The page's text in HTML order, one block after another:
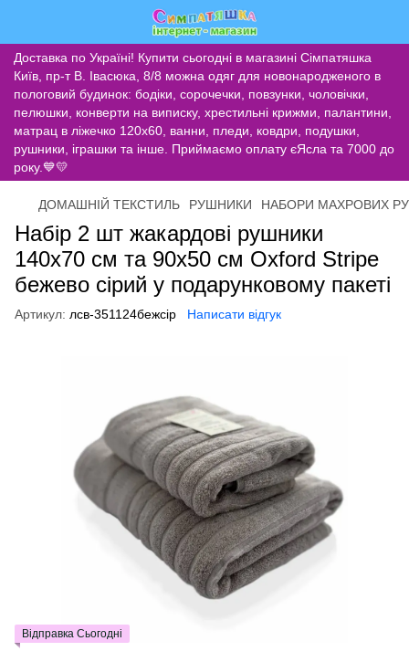
Доставка по Україні! Купити сьогодні в магазині Сімпатяшка
Київ, пр-т В. Івасюка, 8/8 можна одяг для новонародженого в
пологовий будинок: бодіки, сорочечки, повзунки, чоловічки,
пелюшки, конверти на виписку, хрестильні крижми, палантини,
матрац в ліжечко 120х60, ванни, пледи, ковдри, подушки,
рушники, іграшки та інше. Приймаємо оплату єЯсла та 7000 до
року.💙💛
ДОМАШНІЙ ТЕКСТИЛЬ РУШНИКИ НАБОРИ МАХРОВИХ
Набір 2 шт жакардові рушники
140х70 см та 90х50 см Oxford Stripe
бежево сірий у подарунковому пакеті
Артикул: лсв-351124бежсір Написати відгук
Відправка Сьогодні